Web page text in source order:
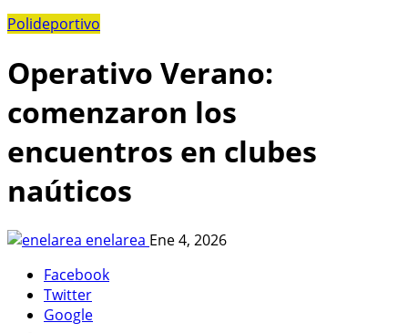
Polideportivo
Operativo Verano:
comenzaron los
encuentros en clubes
naúticos
enelarea Ene 4, 2026
Facebook
Twitter
Google